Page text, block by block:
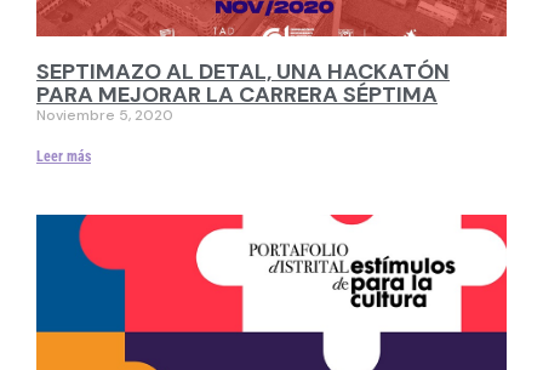
SEPTIMAZO AL DETAL, UNA HACKATÓN
PARA MEJORAR LA CARRERA SÉPTIMA
Noviembre 5, 2020
Leer más